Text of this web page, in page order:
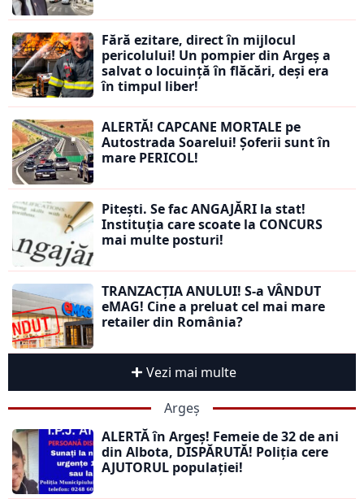
Fără ezitare, direct în mijlocul
pericolului! Un pompier din Argeș a
salvat o locuință în flăcări, deși era
în timpul liber!
ALERTĂ! CAPCANE MORTALE pe
Autostrada Soarelui! Șoferii sunt în
mare PERICOL!
Pitești. Se fac ANGAJĂRI la stat!
Instituția care scoate la CONCURS
mai multe posturi!
TRANZACȚIA ANULUI! S-a VÂNDUT
eMAG! Cine a preluat cel mai mare
retailer din România?
Vezi mai multe
Argeș
ALERTĂ în Argeș! Femeie de 32 de ani
din Albota, DISPĂRUTĂ! Poliția cere
AJUTORUL populației!